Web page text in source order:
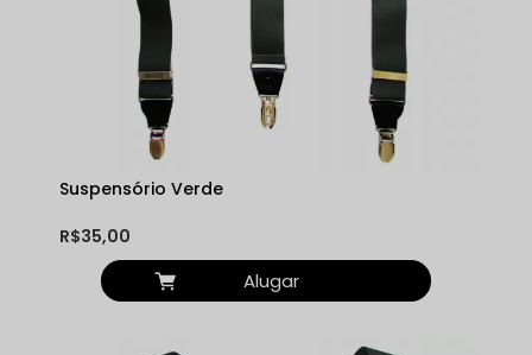
Suspensório Verde
R$35,00
Alugar